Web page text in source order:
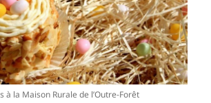
à la Maison Rurale de l’Outre-Forêt